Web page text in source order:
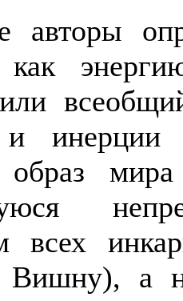
авторы
как
и
мира
всех
Вишну), а